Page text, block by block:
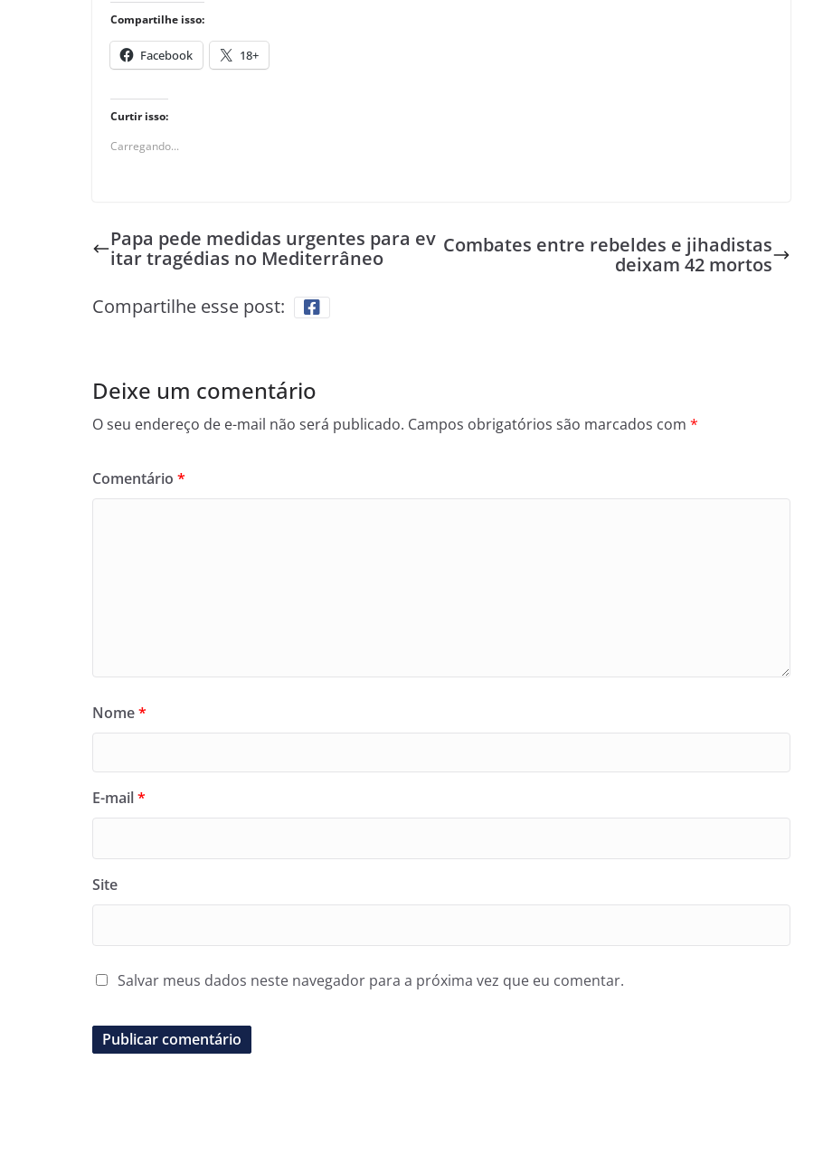
Compartilhe isso:
Facebook 18+
Curtir isso:
Carregando...
Papa pede medidas urgentes para ev
itar tragédias no Mediterrâneo
Combates entre rebeldes e jihadistas
deixam 42 mortos
Compartilhe esse post:
Deixe um comentário
O seu endereço de e-mail não será publicado. Campos obrigatórios são marcados com *
Comentário *
Nome*
E-mail*
Site
Salvar meus dados neste navegador para a próxima vez que eu comentar.